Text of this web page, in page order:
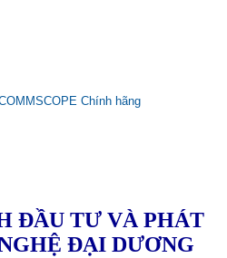
Chính hãng
ĐẦU TƯ VÀ PHÁT
ĐẠI DƯƠNG